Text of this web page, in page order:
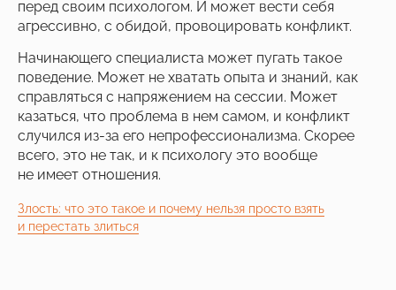
перед своим психологом. И может вести себя
агрессивно, с обидой, провоцировать конфликт.
Начинающего специалиста может пугать такое
поведение. Может не хватать опыта и знаний, как
справляться с напряжением на сессии. Может
казаться, что проблема в нем самом, и конфликт
случился из-за его непрофессионализма. Скорее
всего, это не так, и к психологу это вообще
не имеет отношения.
Злость: что это такое и почему нельзя просто взять
и перестать злиться